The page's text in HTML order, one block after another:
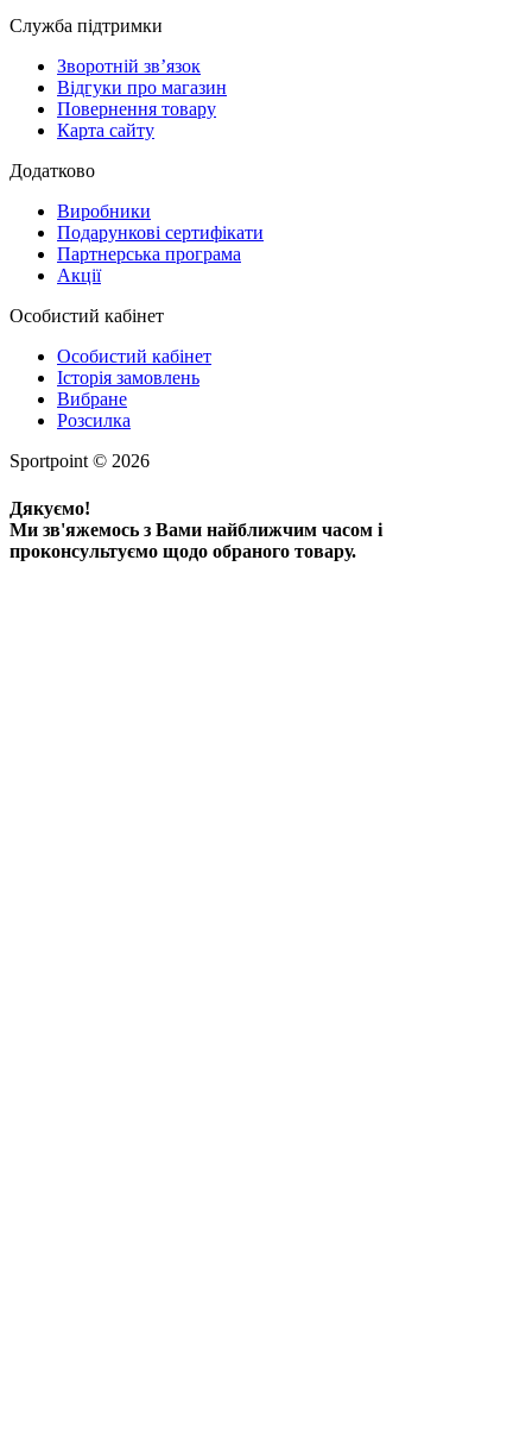
Служба підтримки
Зворотній зв’язок
Відгуки про магазин
Повернення товару
Карта сайту
Додатково
Виробники
Подарункові сертифікати
Партнерська програма
Акції
Особистий кабінет
Особистий кабінет
Історія замовлень
Вибране
Розсилка
Sportpoint © 2026
Дякуємо!
Ми зв'яжемось з Вами найближчим часом і
проконсультуємо щодо обраного товару.